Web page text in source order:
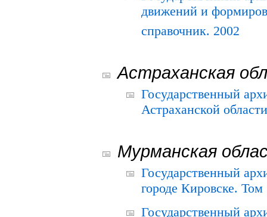
движений и
справочник. 2002
Астраханская
Государственный
Астраханской
Мурманская
Государственный
городе Кировске.
Государственный